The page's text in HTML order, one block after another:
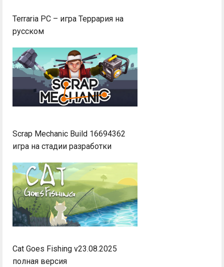
Terraria PC – игра Террария на
русском
Scrap Mechanic Build 16694362
игра на стадии разработки
Cat Goes Fishing v23.08.2025
полная версия